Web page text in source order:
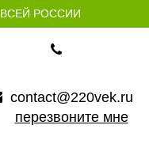
РОССИИ
contact@220vek.ru
перезвоните мне